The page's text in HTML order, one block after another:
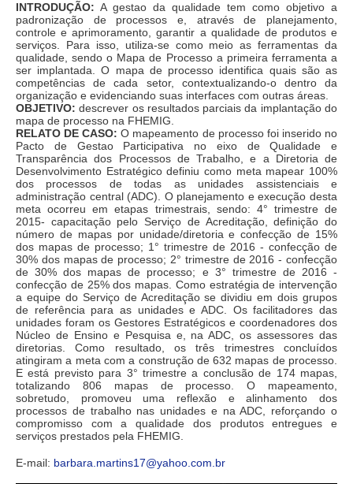
INTRODUÇÃO: A gestao da qualidade tem como objetivo a
padronização de processos e, através de planejamento,
controle e aprimoramento, garantir a qualidade de produtos e
serviços. Para isso, utiliza-se como meio as ferramentas da
qualidade, sendo o Mapa de Processo a primeira ferramenta a
ser implantada. O mapa de processo identifica quais são as
competências de cada setor, contextualizando-o dentro da
organização e evidenciando suas interfaces com outras áreas.
OBJETIVO: descrever os resultados parciais da implantação do
mapa de processo na FHEMIG.
RELATO DE CASO: O mapeamento de processo foi inserido no
Pacto de Gestao Participativa no eixo de Qualidade e
Transparência dos Processos de Trabalho, e a Diretoria de
Desenvolvimento Estratégico definiu como meta mapear 100%
dos processos de todas as unidades assistenciais e
administração central (ADC). O planejamento e execução desta
meta ocorreu em etapas trimestrais, sendo: 4° trimestre de
2015- capacitação pelo Serviço de Acreditação, definição do
número de mapas por unidade/diretoria e confecção de 15%
dos mapas de processo; 1° trimestre de 2016 - confecção de
30% dos mapas de processo; 2° trimestre de 2016 - confecção
de 30% dos mapas de processo; e 3° trimestre de 2016 -
confecção de 25% dos mapas. Como estratégia de intervenção
a equipe do Serviço de Acreditação se dividiu em dois grupos
de referência para as unidades e ADC. Os facilitadores das
unidades foram os Gestores Estratégicos e coordenadores dos
Núcleo de Ensino e Pesquisa e, na ADC, os assessores das
diretorias. Como resultado, os três trimestres concluídos
atingiram a meta com a construção de 632 mapas de processo.
E está previsto para 3° trimestre a conclusão de 174 mapas,
totalizando 806 mapas de processo. O mapeamento,
sobretudo, promoveu uma reflexão e alinhamento dos
processos de trabalho nas unidades e na ADC, reforçando o
compromisso com a qualidade dos produtos entregues e
serviços prestados pela FHEMIG.
E-mail: barbara.martins17@yahoo.com.br